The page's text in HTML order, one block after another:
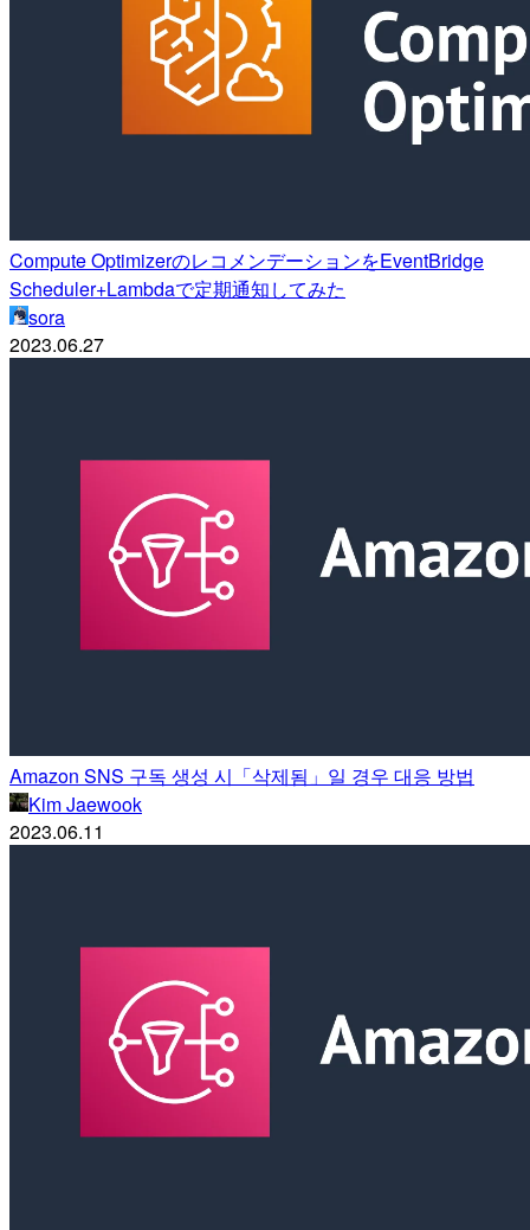
Compute OptimizerのレコメンデーションをEventBridge
Scheduler+Lambdaで定期通知してみた
sora
2023.06.27
Amazon SNS 구독 생성 시「삭제됨」일 경우 대응 방법
Kim Jaewook
2023.06.11